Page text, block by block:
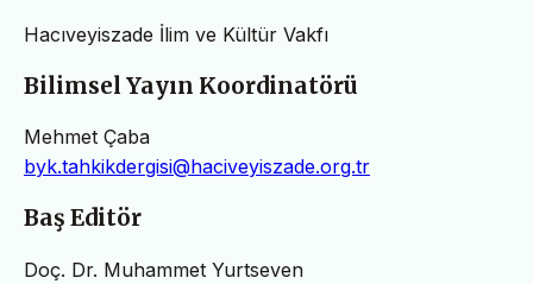
Hacıveyiszade İlim ve Kültür Vakfı
Bilimsel Yayın Koordinatörü
Mehmet Çaba
byk.tahkikdergisi@haciveyiszade.org.tr
Baş Editör
Doç. Dr. Muhammet Yurtseven